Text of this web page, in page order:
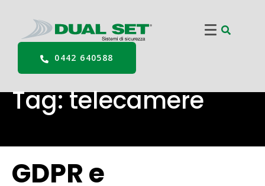
0442 640588
Tag:telecamere
GDPR e